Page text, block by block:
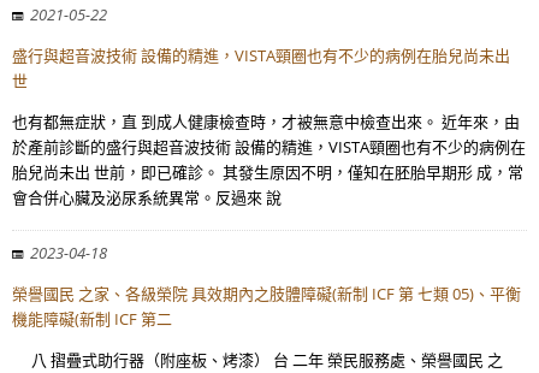
2021-05-22
盛行與超音波技術 設備的精進，VISTA頸圈也有不少的病例在胎兒尚未出
世
也有都無症狀，直 到成人健康檢查時，才被無意中檢查出來。 近年來，由
於產前診斷的盛行與超音波技術 設備的精進，VISTA頸圈也有不少的病例在
胎兒尚未出 世前，即已確診。 其發生原因不明，僅知在胚胎早期形 成，常
會合併心臟及泌尿系統異常。反過來 說
2023-04-18
榮譽國民 之家、各級榮院 具效期內之肢體障礙(新制 ICF 第 七類 05)、平衡
機能障礙(新制 ICF 第二
八 摺疊式助行器（附座板、烤漆） 台 二年 榮民服務處、榮譽國民 之